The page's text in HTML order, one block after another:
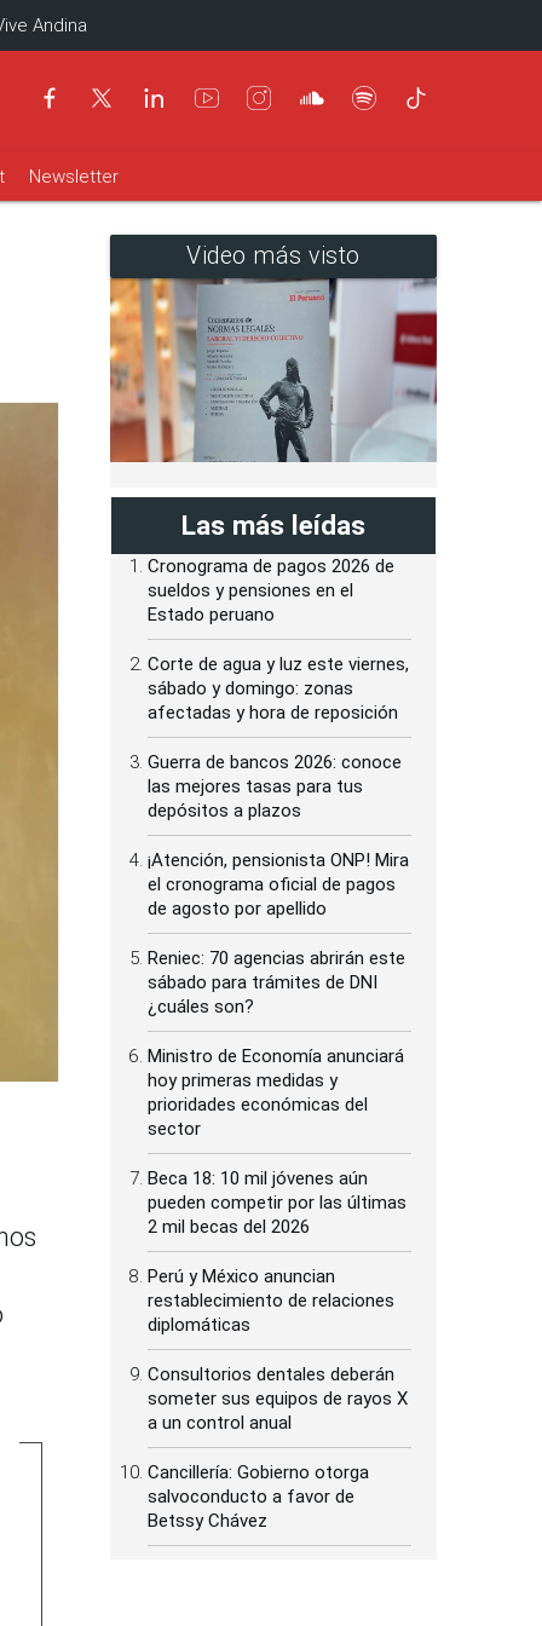
Andina
Newsletter
Video más visto
Las más leídas
Cronograma de pagos 2026 de
sueldos y pensiones en el
Estado peruano
Corte de agua y luz este viernes,
sábado y domingo: zonas
afectadas y hora de reposición
Guerra de bancos 2026: conoce
las mejores tasas para tus
depósitos a plazos
¡Atención, pensionista ONP! Mira
el cronograma oficial de pagos
de agosto por apellido
Reniec: 70 agencias abrirán este
sábado para trámites de DNI
¿cuáles son?
Ministro de Economía anunciará
hoy primeras medidas y
prioridades económicas del
sector
Beca 18: 10 mil jóvenes aún
pueden competir por las últimas
2 mil becas del 2026
Perú y México anuncian
restablecimiento de relaciones
diplomáticas
Consultorios dentales deberán
someter sus equipos de rayos X
a un control anual
Cancillería: Gobierno otorga
salvoconducto a favor de
Betssy Chávez